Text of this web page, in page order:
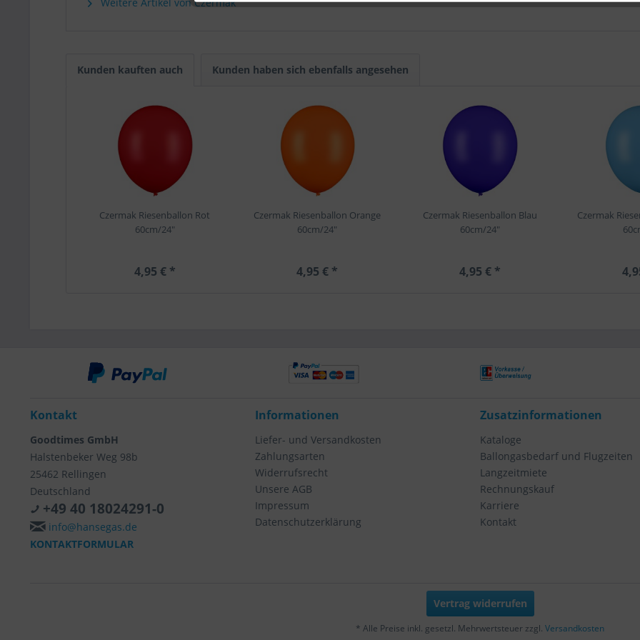
Kunden kauften auch Kunden haben sich ebenfalls angesehen
Czermak Riesenballon Rot
60cm/24"
4,95 € *
Czermak Riesenballon Orange
60cm/24"
4,95 € *
Czermak Riesenballon Blau
60cm/24"
4,95 € *
Czermak
Kontakt
Goodtimes GmbH
Halstenbeker Weg 98b
25462 Rellingen
Deutschland
+49 40 18024291-0
info@hansegas.de
KONTAKTFORMULAR
Informationen
Liefer- und Versandkosten
Zahlungsarten
Widerrufsrecht
Unsere AGB
Impressum
Datenschutzerklärung
Zusatzinformationen
Kataloge
Ballongasbedarf und Flugzeiten
Langzeitmiete
Rechnungskauf
Karriere
Kontakt
Vertrag widerrufen
* Alle Preise inkl. gesetzl. Mehrwertsteuer zzgl. Versandkosten